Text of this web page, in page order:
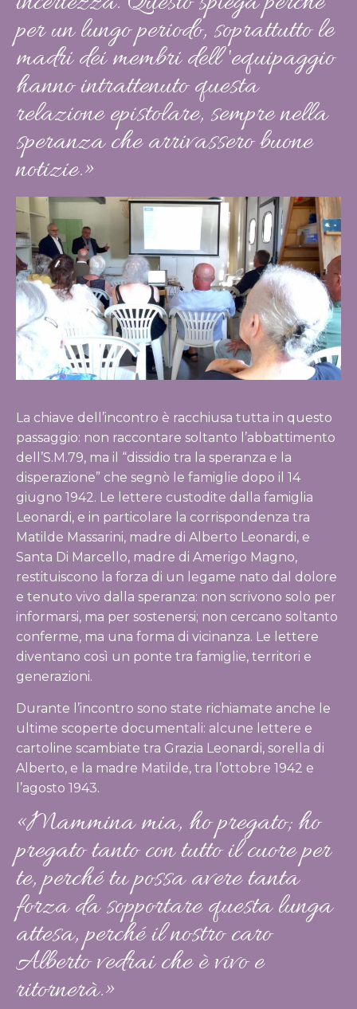
per un lungo periodo, soprattutto le
madri dei membri dell 'equipaggio
hanno intrattenuto questa
relazione epistolare, sempre nella
speranza che arrivassero buone
notizie.»
La chiave dell’incontro è racchiusa tutta in questo
passaggio: non raccontare soltanto l’abbattimento
dell’S.M.79, ma il “dissidio tra la speranza e la
disperazione” che segnò le famiglie dopo il 14
giugno 1942. Le lettere custodite dalla famiglia
Leonardi, e in particolare la corrispondenza tra
Matilde Massarini, madre di Alberto Leonardi, e
Santa Di Marcello, madre di Amerigo Magno,
restituiscono la forza di un legame nato dal dolore
e tenuto vivo dalla speranza: non scrivono solo per
informarsi, ma per sostenersi; non cercano soltanto
conferme, ma una forma di vicinanza. Le lettere
diventano così un ponte tra famiglie, territori e
generazioni.
Durante l’incontro sono state richiamate anche le
ultime scoperte documentali: alcune lettere e
cartoline scambiate tra Grazia Leonardi, sorella di
Alberto, e la madre Matilde, tra l’ottobre 1942 e
l’agosto 1943.
«Mammina mia, ho pregato; ho
pregato tanto con tutto il cuore per
te, perché tu possa avere tanta
forza da sopportare questa lunga
attesa, perché il nostro caro
Alberto vedrai che è vivo e
ritornerà.»